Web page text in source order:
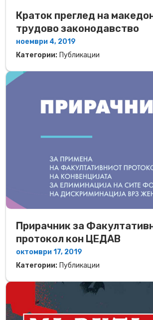
Краток преглед на
трудово законодавство
ноември 4, 2019
Категории: Публикации
Прирачник зa
протокол кон ЦЕДАВ
октомври 17, 2019
Категории: Публикации